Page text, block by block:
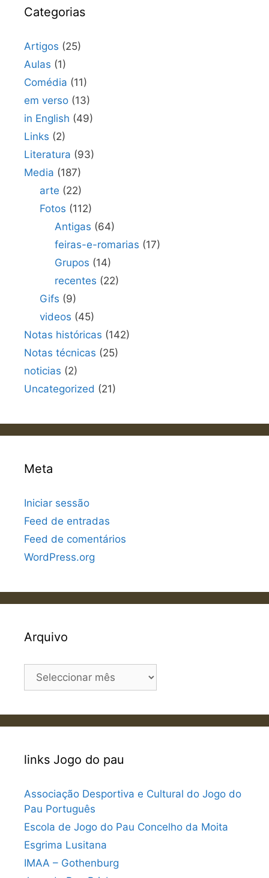
Categorias
Artigos (25)
Aulas (1)
Comédia (11)
em verso (13)
in English (49)
Links (2)
Literatura (93)
Media (187)
arte (22)
Fotos (112)
Antigas (64)
feiras-e-romarias (17)
Grupos (14)
recentes (22)
Gifs (9)
videos (45)
Notas históricas (142)
Notas técnicas (25)
noticias (2)
Uncategorized (21)
Meta
Iniciar sessão
Feed de entradas
Feed de comentários
WordPress.org
Arquivo
Arquivo
links Jogo do pau
Associação Desportiva e Cultural do Jogo do
Pau Português
Escola de Jogo do Pau Concelho da Moita
Esgrima Lusitana
IMAA – Gothenburg